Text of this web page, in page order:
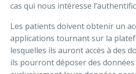
cas qui nous intéresse
Les patients doivent obtenir un
applications tournant sur la
lesquelles ils auront accès à des
ils pourront déposer des